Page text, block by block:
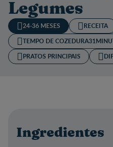
Legumes
24-36 MESES RECEITA
TEMPO DE COZEDURA​
PRATOS PRINCIPAIS
Ingredientes